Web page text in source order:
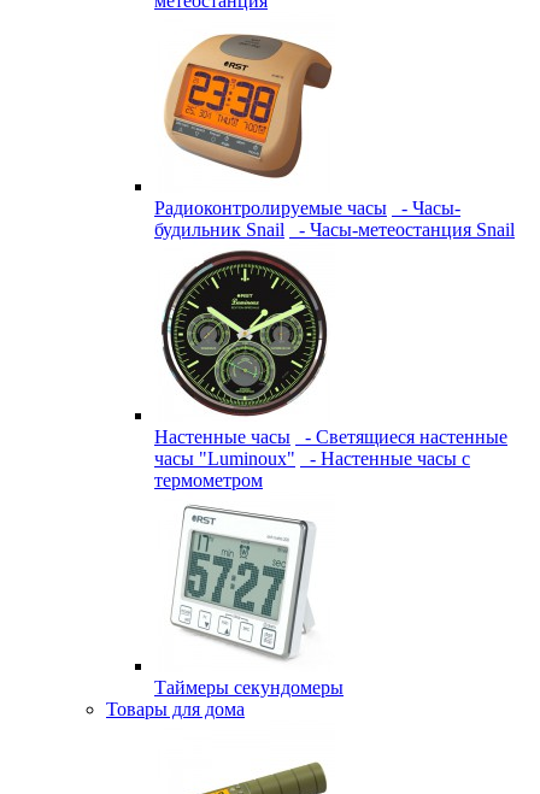
Радиоконтролируемые часы
- Часы-
будильник Snail
- Часы-метеостанция Snail
Настенные часы
- Светящиеся настенные
часы "Luminoux"
- Настенные часы с
термометром
Таймеры секундомеры
Товары для дома